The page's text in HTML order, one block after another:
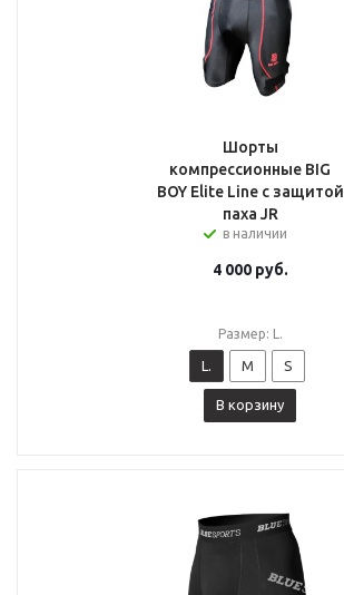
Шорты
компрессионные BIG
BOY Elite Line с защитой
паха JR
в наличии
4 000руб.
Размер: L.
L. M S
В корзину